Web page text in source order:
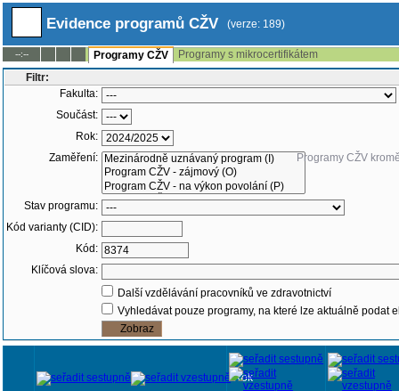
Evidence programů CŽV (verze: 189)
--:-- Programy CŽV
Programy s mikrocertifikátem
Filtr:
Fakulta:
Součást:
Rok:
Zaměření:
Programy CŽV
Stav programu:
Kód varianty (CID):
Kód:
Klíčová slova:
Další vzdělávání pracovníků ve zdravotnictví
Vyhledávat pouze programy, na které lze aktuálně podat
Rok